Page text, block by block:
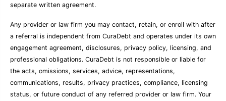
separate written agreement.
Any provider or law firm you may contact, retain, or enroll with after
a referral is independent from CuraDebt and operates under its own
engagement agreement, disclosures, privacy policy, licensing, and
professional obligations. CuraDebt is not responsible or liable for
the acts, omissions, services, advice, representations,
communications, results, privacy practices, compliance, licensing
status, or future conduct of any referred provider or law firm. Your